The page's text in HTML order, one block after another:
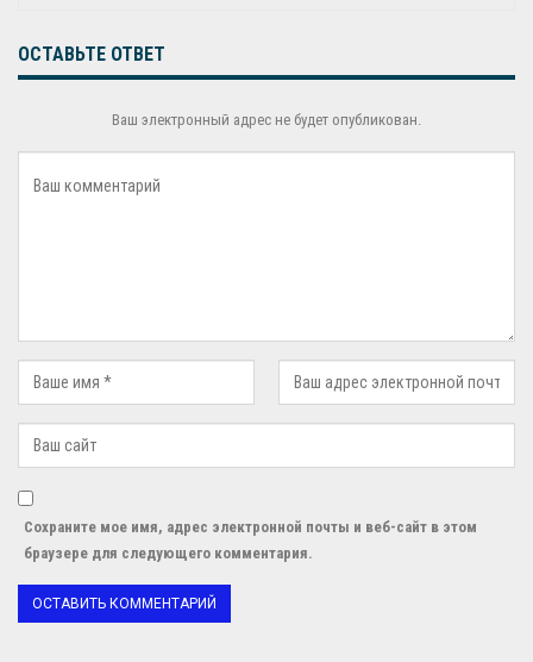
ОСТАВЬТЕ ОТВЕТ
Ваш электронный адрес не будет опубликован.
Сохраните мое имя, адрес электронной почты и веб-сайт в этом
браузере для следующего комментария.